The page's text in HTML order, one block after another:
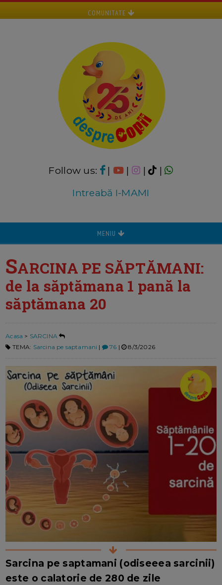
COMUNITATE
Follow us: | | |
|
Intreabă I-MAMI
MENIU
SARCINA PE SĂPTĂMANI:
de la săptămana 1 pană la
săptămana 20
Acasa > SARCINA
TEMA: Sarcina pe saptamani | 76 | 8/3/2026
Sarcina pe saptamani (odiseeea sarcinii)
este o calatorie de 280 de zile